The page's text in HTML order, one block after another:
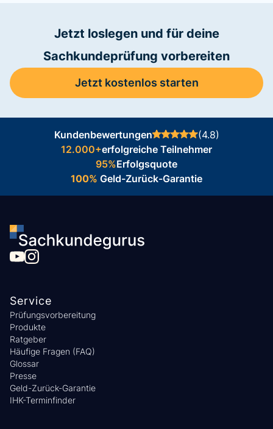
Jetzt loslegen und für deine
Sachkundeprüfung vorbereiten
Jetzt kostenlos starten
Kundenbewertungen
(4.8)
12.000+erfolgreiche Teilnehmer
95%Erfolgsquote
100% Geld-Zurück-Garantie
Service
Prüfungsvorbereitung
Produkte
Ratgeber
Häufige Fragen (FAQ)
Glossar
Presse
Geld-Zurück-Garantie
IHK-Terminfinder